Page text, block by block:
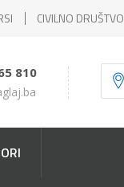
CIVILNO DRUŠTVO
810